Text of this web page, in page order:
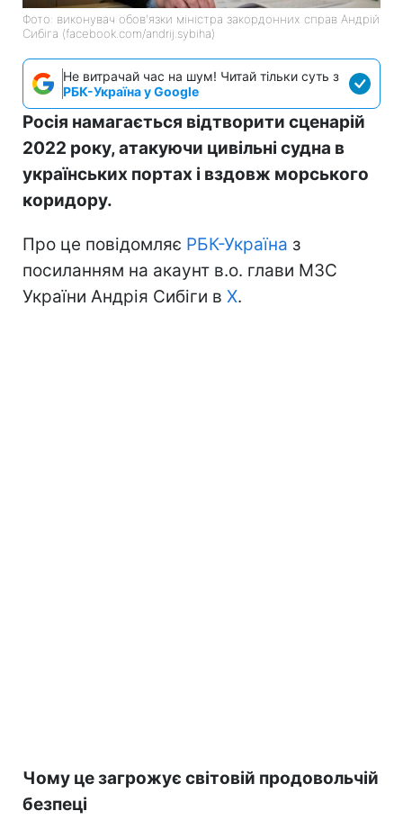
Фото: виконувач обов'язки міністра закордонних справ Андрій
Сибіга (facebook.com/andrij.sybiha)
Не витрачай час на шум! Читай тільки суть з
РБК-Україна у Google
Росія намагається відтворити сценарій
2022 року, атакуючи цивільні судна в
українських портах і вздовж морського
коридору.
Про це повідомляє РБК-Україна з
посиланням на акаунт в.о. глави МЗС
України Андрія Сибіги в Х.
Чому це загрожує світовій продовольчій
безпеці